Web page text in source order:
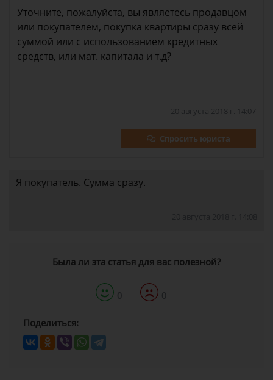
Уточните, пожалуйста, вы являетесь продавцом
или покупателем, покупка квартиры сразу всей
суммой или с использованием кредитных
средств, или мат. капитала и т.д?
20 августа 2018 г. 14:07
Спросить юриста
Я покупатель. Сумма сразу.
Была ли эта статья для вас полезной?
0 0
Поделиться: